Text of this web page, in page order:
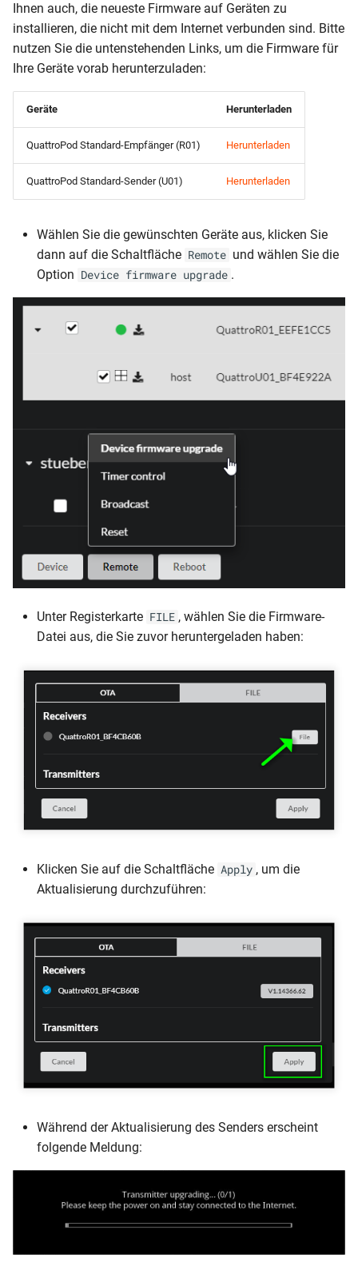
Ihnen auch, die neueste Firmware auf Geräten zu
installieren, die nicht mit dem Internet verbunden sind. Bitte
nutzen Sie die untenstehenden Links, um die Firmware für
Ihre Geräte vorab herunterzuladen:
Geräte Herunterladen
QuattroPod Standard-Empfänger (R01) Herunterladen
QuattroPod Standard-Sender (U01) Herunterladen
Wählen Sie die gewünschten Geräte aus, klicken Sie
dann auf die Schaltfläche Remote und wählen Sie die
Option Device firmware upgrade .
Unter Registerkarte FILE , wählen Sie die Firmware-
Datei aus, die Sie zuvor heruntergeladen haben:
Klicken Sie auf die Schaltfläche Apply , um die
Aktualisierung durchzuführen:
Während der Aktualisierung des Senders erscheint
folgende Meldung: